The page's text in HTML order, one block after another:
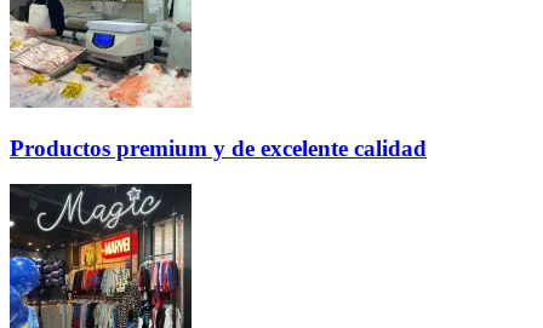
Productos premium y de excelente calidad